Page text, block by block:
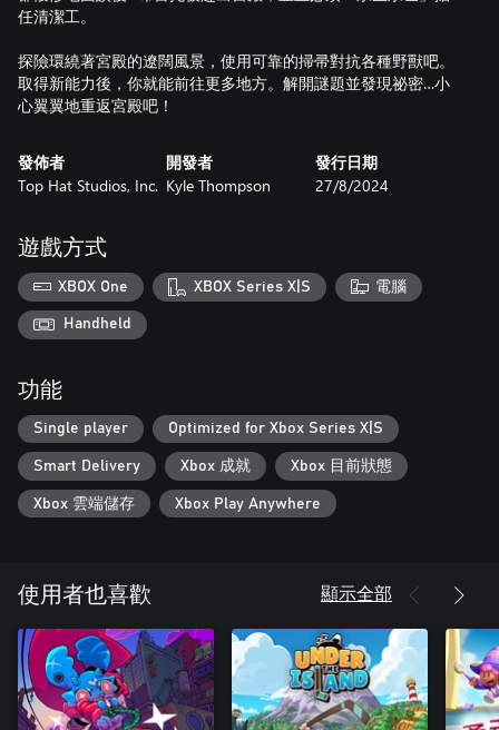
任清潔工。
探險環繞著宮殿的遼闊風景，使用可靠的掃帚對抗各種野獸吧。
取得新能力後，你就能前往更多地方。解開謎題並發現祕密…小
心翼翼地重返宮殿吧！
發佈者
Top Hat Studios, Inc.
開發者
Kyle Thompson
發行日期
27/8/2024
遊戲方式
XBOX One XBOX Series X|S 電腦
Handheld
功能
Single player Optimized for Xbox Series X|S
Smart Delivery Xbox 成就 Xbox 目前狀態
Xbox 雲端儲存 Xbox Play Anywhere
使用者也喜歡 顯示全部